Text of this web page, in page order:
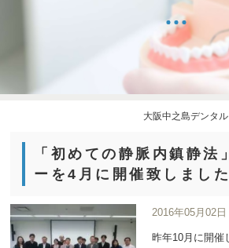
大阪中之島デンタ
「初めての静脈内鎮静法
ーを4月に開催致しました
2016年05月02日
昨年10月に開催